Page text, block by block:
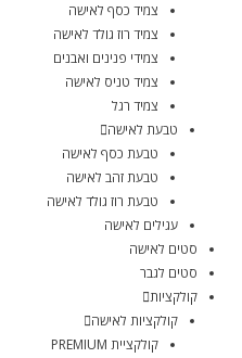
צמיד כסף לאישה
צמיד רוז גולד לאישה
צמידי פנינים ואבנים
צמיד טניס לאישה
צמיד רגל
טבעת לאישה
טבעת כסף לאישה
טבעת זהב לאישה
טבעת רוז גולד לאישה
עגילים לאישה
סטים לאישה
סטים לגבר
קולקציות
קולקציות לאישה
קולקציית PREMIUM